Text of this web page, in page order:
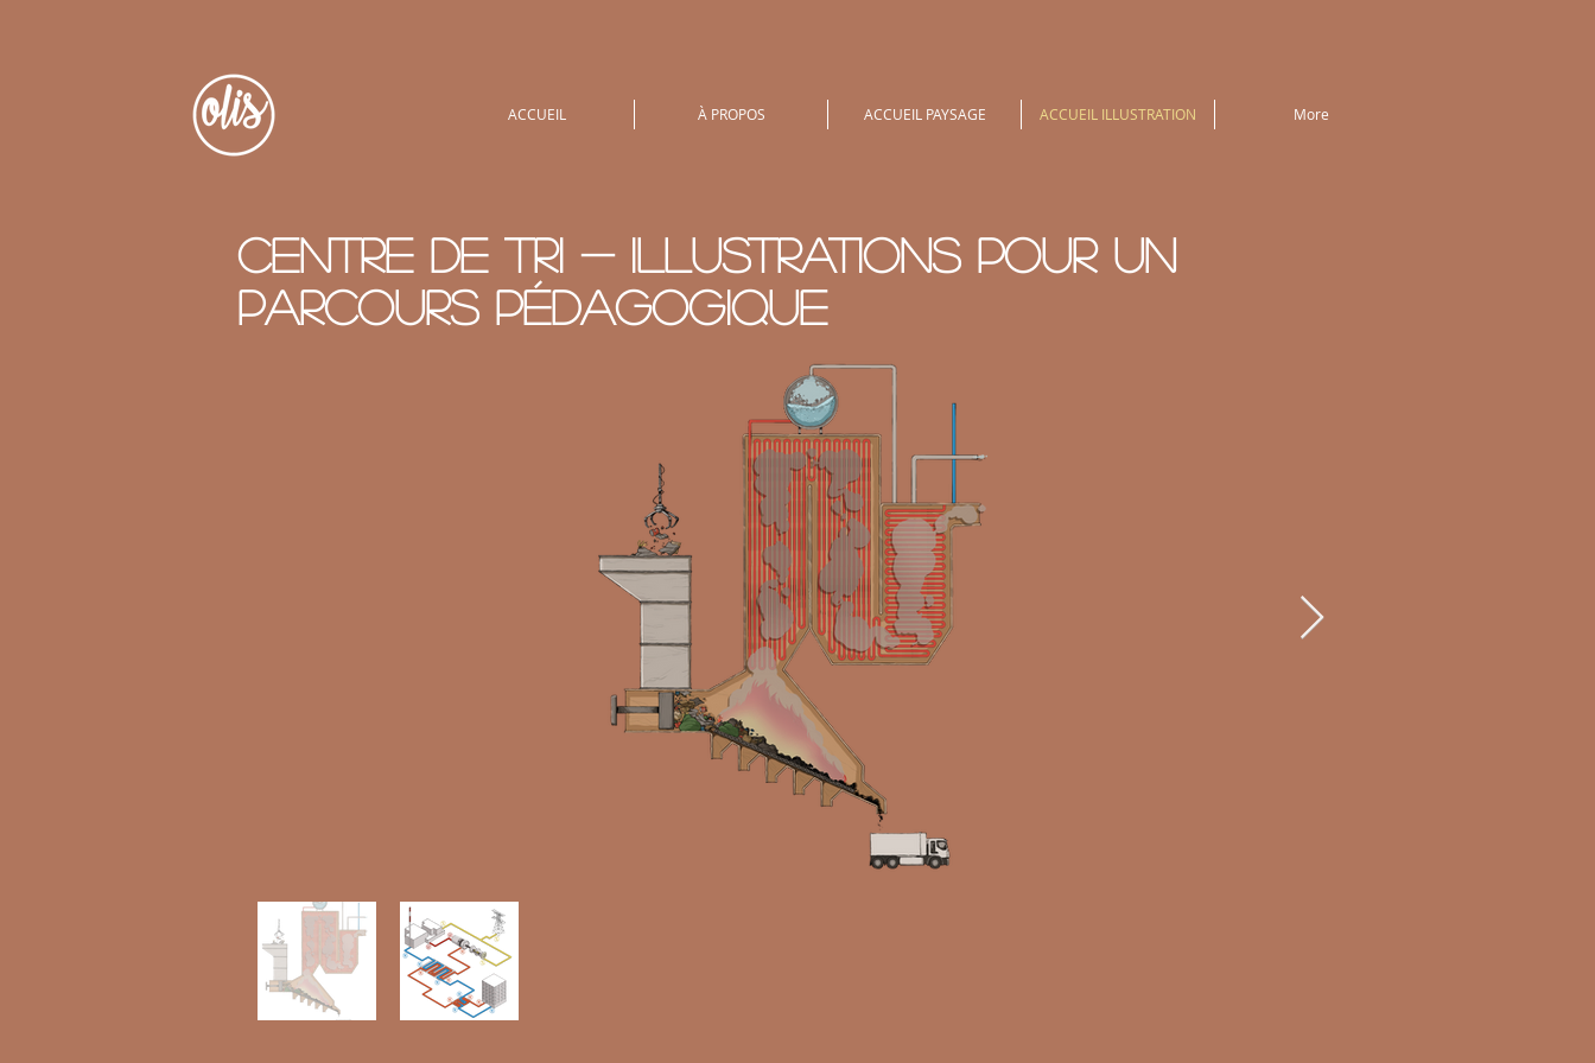
Centre de tri - Illustrations pour un
parcours pédagogique
ACCUEIL À PROPOS ACCUEIL PAYSAGE ACCUEIL ILLUSTRATION More